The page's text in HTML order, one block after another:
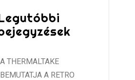
A THERMALTAKE
BEMUTATJA A RETRO